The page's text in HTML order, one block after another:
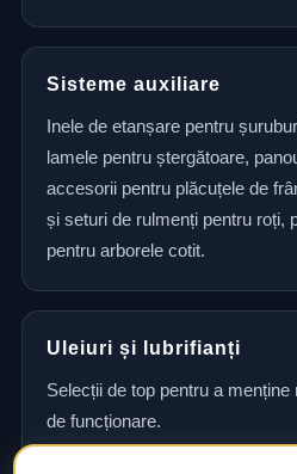
Sisteme auxiliare
Inele de etanșare pentru
lamele pentru ștergătoare,
accesorii pentru plăcuțele de
și seturi de rulmenți pentru roți,
pentru arborele cotit.
Uleiuri și lubrifianți
Selecții de top pentru a
de funcționare.